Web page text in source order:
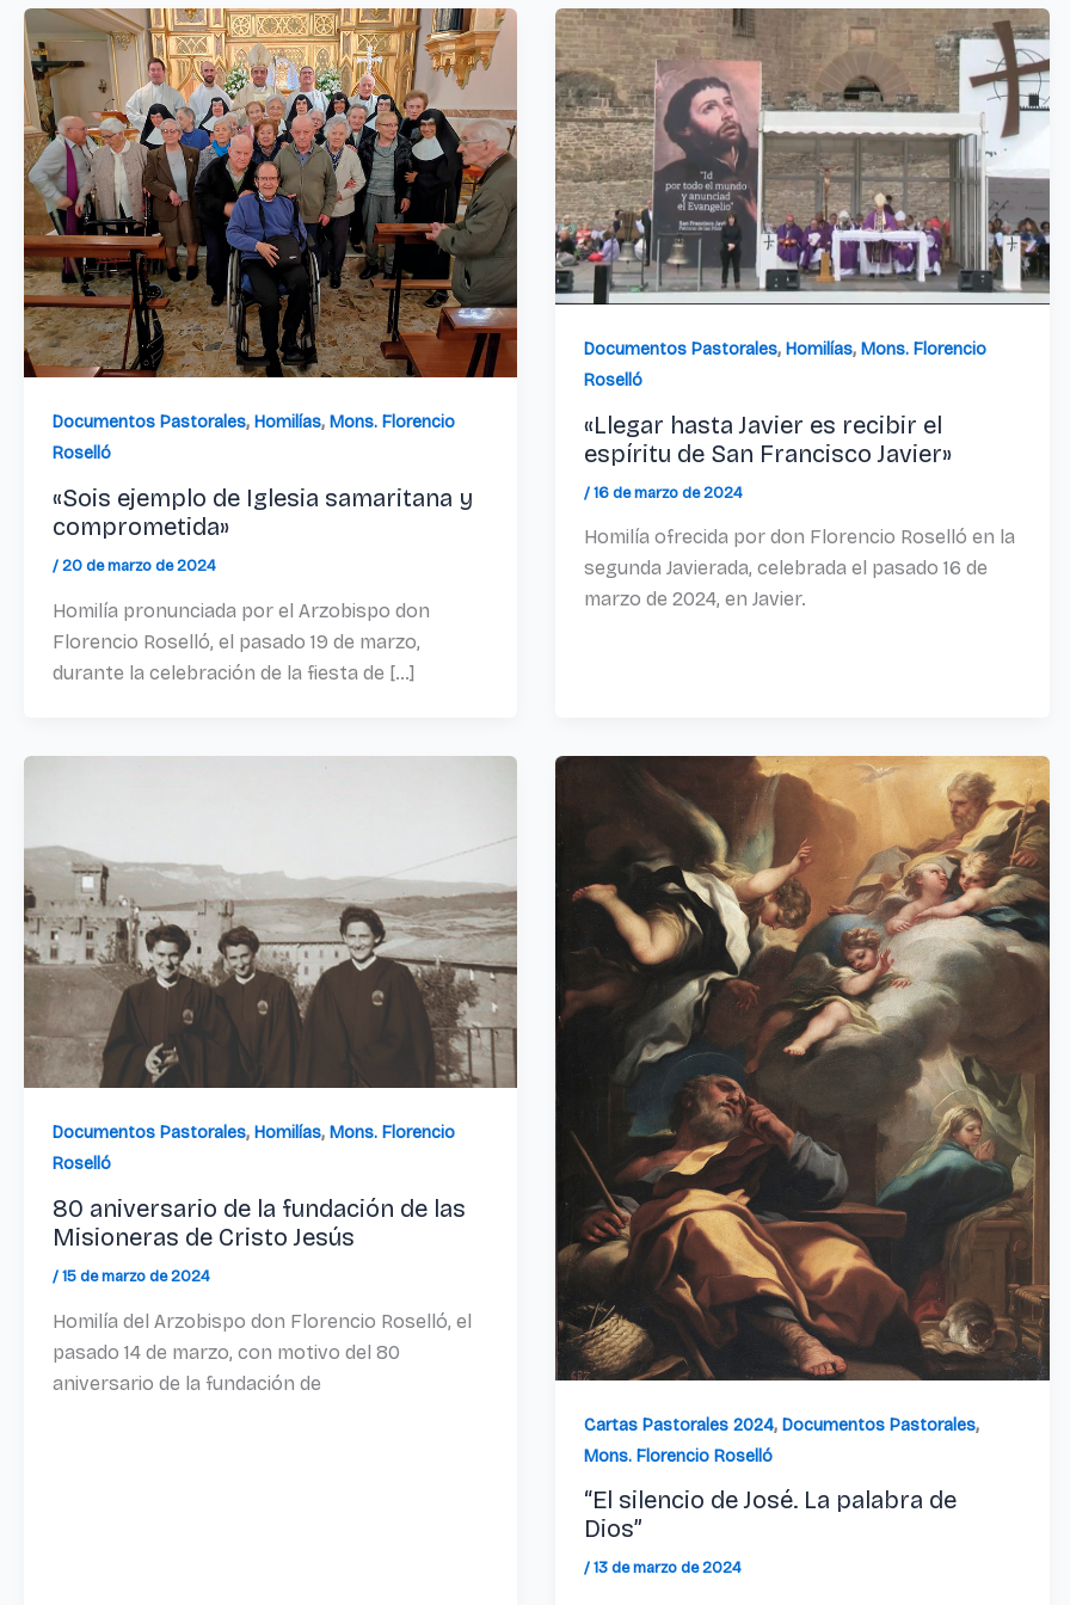
Documentos Pastorales, Homilías, Mons. Florencio
Roselló
«Sois ejemplo de Iglesia samaritana y
comprometida»
/20 de marzo de 2024
Homilía pronunciada por el Arzobispo don
Florencio Roselló, el pasado 19 de marzo,
durante la celebración de la fiesta de […]
Documentos Pastorales,Homilías,Mons. Florencio
Roselló
«Llegar hasta Javier es recibir el
espíritu de San Francisco Javier»
/16 de marzo de 2024
Homilía ofrecida por don Florencio Roselló en la
segunda Javierada, celebrada el pasado 16 de
marzo de 2024, en Javier.
Documentos Pastorales, Homilías, Mons. Florencio
Roselló
80 aniversario de la fundación de las
Misioneras de Cristo Jesús
/15 de marzo de 2024
Homilía del Arzobispo don Florencio Roselló, el
pasado 14 de marzo, con motivo del 80
aniversario de la fundación de
Cartas Pastorales 2024,Documentos Pastorales,
Mons. Florencio Roselló
“El silencio de José. La palabra de
Dios”
/13 de marzo de 2024